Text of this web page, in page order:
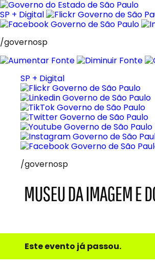
Pular
para
o
SP + Digital
/governosp
SP + Digital
/governosp
e
do
Som
Este evento já passou.